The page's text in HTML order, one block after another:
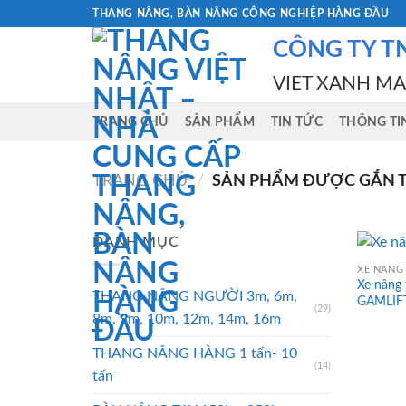
THANG NÂNG, BÀN NÂNG CÔNG NGHIỆP HÀNG ĐẦU
CÔNG TY
VIET XANH
TRANG CHỦ SẢN PHẨM TIN TỨC THÔNG
TRANG CHỦ / SẢN PHẨM ĐƯỢC GẮN
DANH MỤC
THANG NÂNG NGƯỜI 3m, 6m,
8m, 9m, 10m, 12m, 14m, 16m
(29)
THANG NÂNG HÀNG 1 tấn- 10
tấn
(14)
XE
Xe